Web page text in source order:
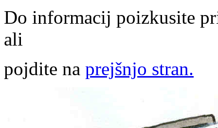
Do informacij poizkusite
ali
pojdite na prejšnjo stran.